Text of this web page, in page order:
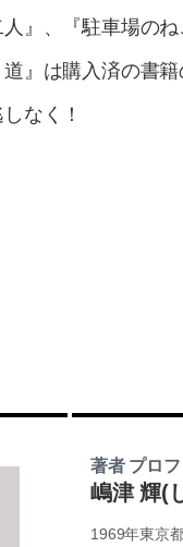
』、『駐車場の
』は購入済の書
なく！
著者 プロ
嶋津 輝(
1969年東京